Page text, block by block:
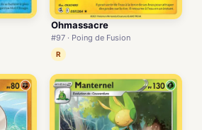
Ohmassacre
#97 · Poing de Fusion
R